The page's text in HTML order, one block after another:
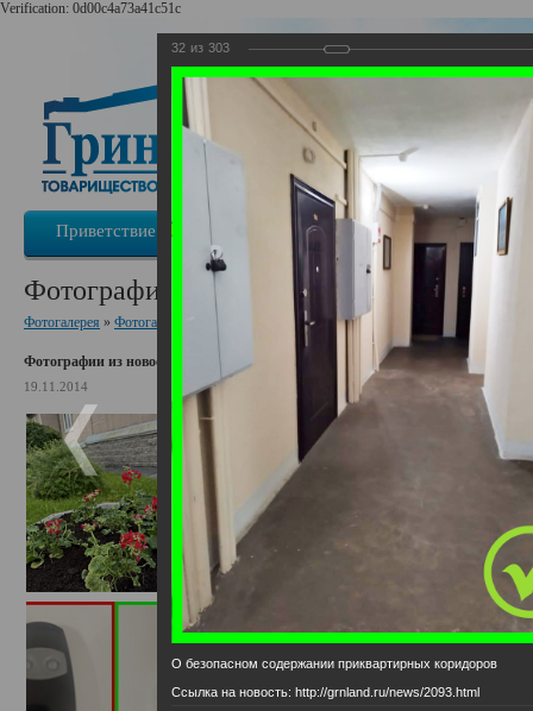
Verification: 0d00c4a73a41c51c
Приветствие Информация о ТСЖ Новости
Фотографии из новостей
Фотогалерея » Фотогалерея ТСЖ «ГринЛандия»
Фотографии из новостей
19.11.2014
32 из 303
О безопасном содержании приквартирных коридоров
Ссылка на новость: http://grnland.ru/news/2093.html